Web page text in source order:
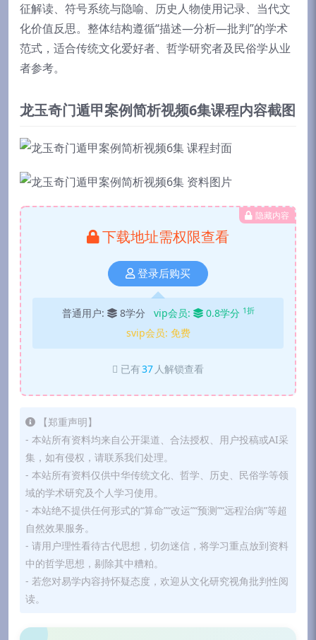
征解读、符号系统与隐喻、历史人物使用记录、当代文
化价值反思。整体结构遵循“描述—分析—批判”的学术
范式，适合传统文化爱好者、哲学研究者及民俗学从业
者参考。
龙玉奇门遁甲案例简析视频6集课程内容截图
隐藏内容
下载地址需权限查看
登录后购买
普通用户: 8学分 vip会员: 0.8学分 1折
svip会员: 免费
已有37 人解锁查看
【郑重声明】
- 本站所有资料均来自公开渠道、合法授权、用户投稿或AI采
集，如有侵权，请联系我们处理。
- 本站所有资料仅供中华传统文化、哲学、历史、民俗学等领
域的学术研究及个人学习使用。
- 本站绝不提供任何形式的“算命”“改运”“预测”“远程治病”等超
自然效果服务。
- 请用户理性看待古代思想，切勿迷信，将学习重点放到资料
中的哲学思想，剔除其中糟粕。
- 若您对易学内容持怀疑态度，欢迎从文化研究视角批判性阅
读。